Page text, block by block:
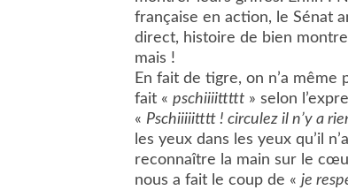
française en action, le Sénat
direct, histoire de bien
mais !
En fait de tigre, on n’a
fait « pschiiiittttt » selon
« Pschiiiiitttt ! circulez il n’y a
les yeux dans les yeux qu’il
reconnaître la main sur le
nous a fait le coup de « je